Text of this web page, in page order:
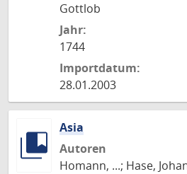
Gottlob
Jahr:
1744
Importdatum:
28.01.2003
Asia
Autoren
Homann, ...; Hase,